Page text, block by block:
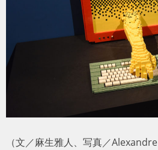
（文／麻生雅人、写真／